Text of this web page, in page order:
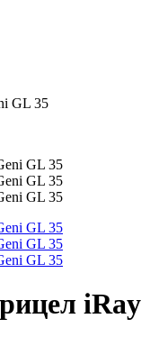
GL 35
iRay